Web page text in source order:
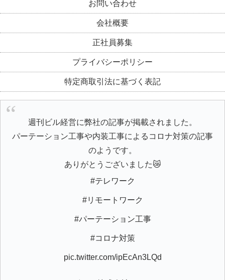
お問い合わせ
会社概要
正社員募集
プライバシーポリシー
特定商取引法に基づく表記
週刊ビル経営に弊社の記事が掲載されました。
パーテーション工事や内装工事によるコロナ対策の記事
のようです。
ありがとうございました😿
#テレワーク
#リモートワーク
#パーテーション工事
#コロナ対策
pic.twitter.com/ipEcAn3LQd